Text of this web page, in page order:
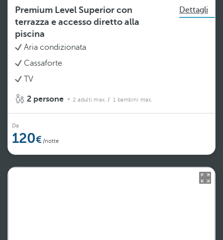
Premium Level Superior con
terrazza e accesso diretto alla
piscina
Dettagli
Aria condizionata
Cassaforte
TV
2 persone 2 adulti max. / 1 bambini max.
Da
120 /notte